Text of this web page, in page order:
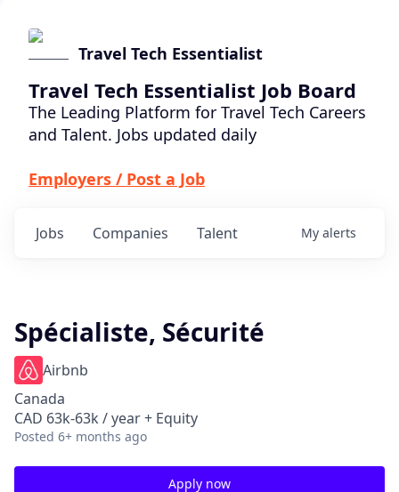
Travel Tech Essentialist
Travel Tech Essentialist Job Board
The Leading Platform for Travel Tech Careers
and Talent. Jobs updated daily
Employers / Post a Job
Jobs Companies Talent My alerts
Spécialiste, Sécurité
Airbnb
Canada
CAD 63k-63k / year + Equity
Posted 6+ months ago
Apply now